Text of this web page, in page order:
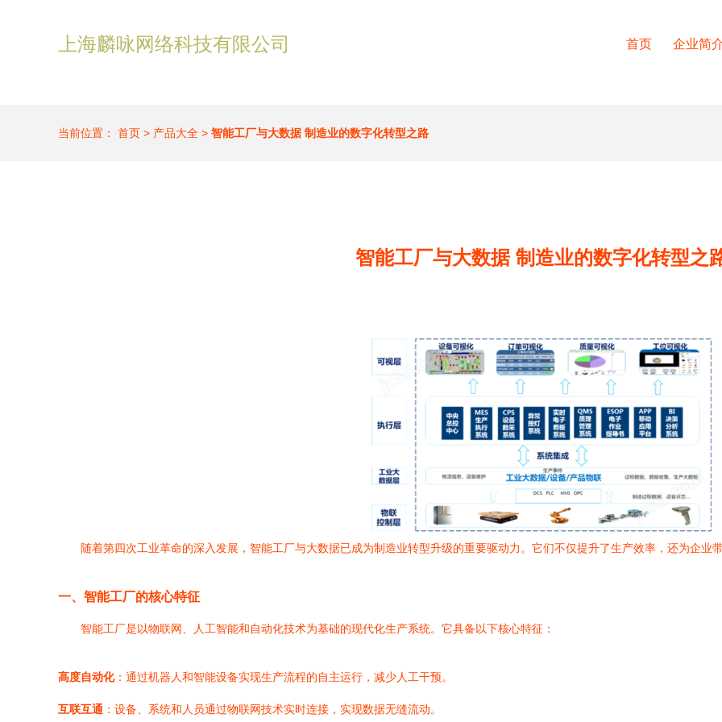
上海麟咏网络科技有限公司 首页 企业简
当前位置： 首页 > 产品大全 > 智能工厂与大数据 制造业的数字化转型之路
智能工厂与大数据 制造业的数字化转型之
随着第四次工业革命的深入发展，智能工厂与大数据已成为制造业转型升级的重要驱动力。它们不仅提升了生产效率，还为企业
一、智能工厂的核心特征
智能工厂是以物联网、人工智能和自动化技术为基础的现代化生产系统。它具备以下核心特征：
高度自动化：通过机器人和智能设备实现生产流程的自主运行，减少人工干预。
互联互通 ：设备、系统和人员通过物联网技术实时连接，实现数据无缝流动。